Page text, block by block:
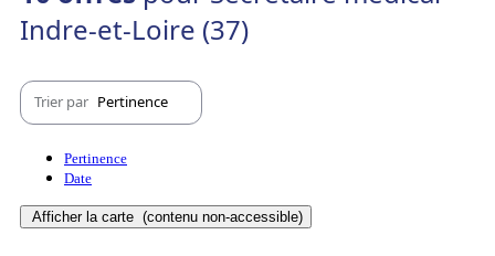
Indre-et-Loire (37)
Trier par Pertinence
Pertinence
Date
Afficher la carte (contenu non-accessible)